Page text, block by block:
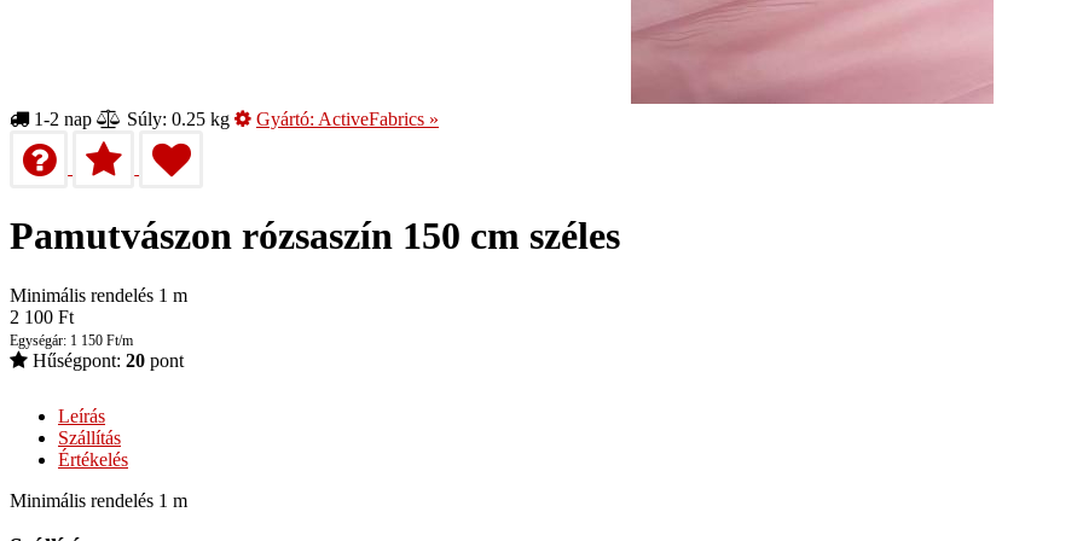
1-2 nap Súly: 0.25 kg Gyártó: ActiveFabrics »
Pamutvászon rózsaszín 150 cm széles
Minimális rendelés 1 m
2 100 Ft
Egységár: 1 150 Ft/m
Hűségpont: 20 pont
Leírás
Szállítás
Értékelés
Minimális rendelés 1 m